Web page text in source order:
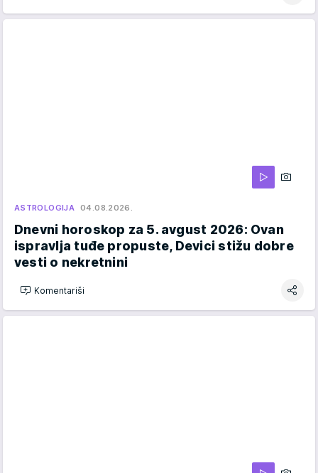
ASTROLOGIJA 04.08.2026.
Dnevni horoskop za 5. avgust 2026: Ovan
ispravlja tuđe propuste, Devici stižu dobre
vesti o nekretnini
Komentariši